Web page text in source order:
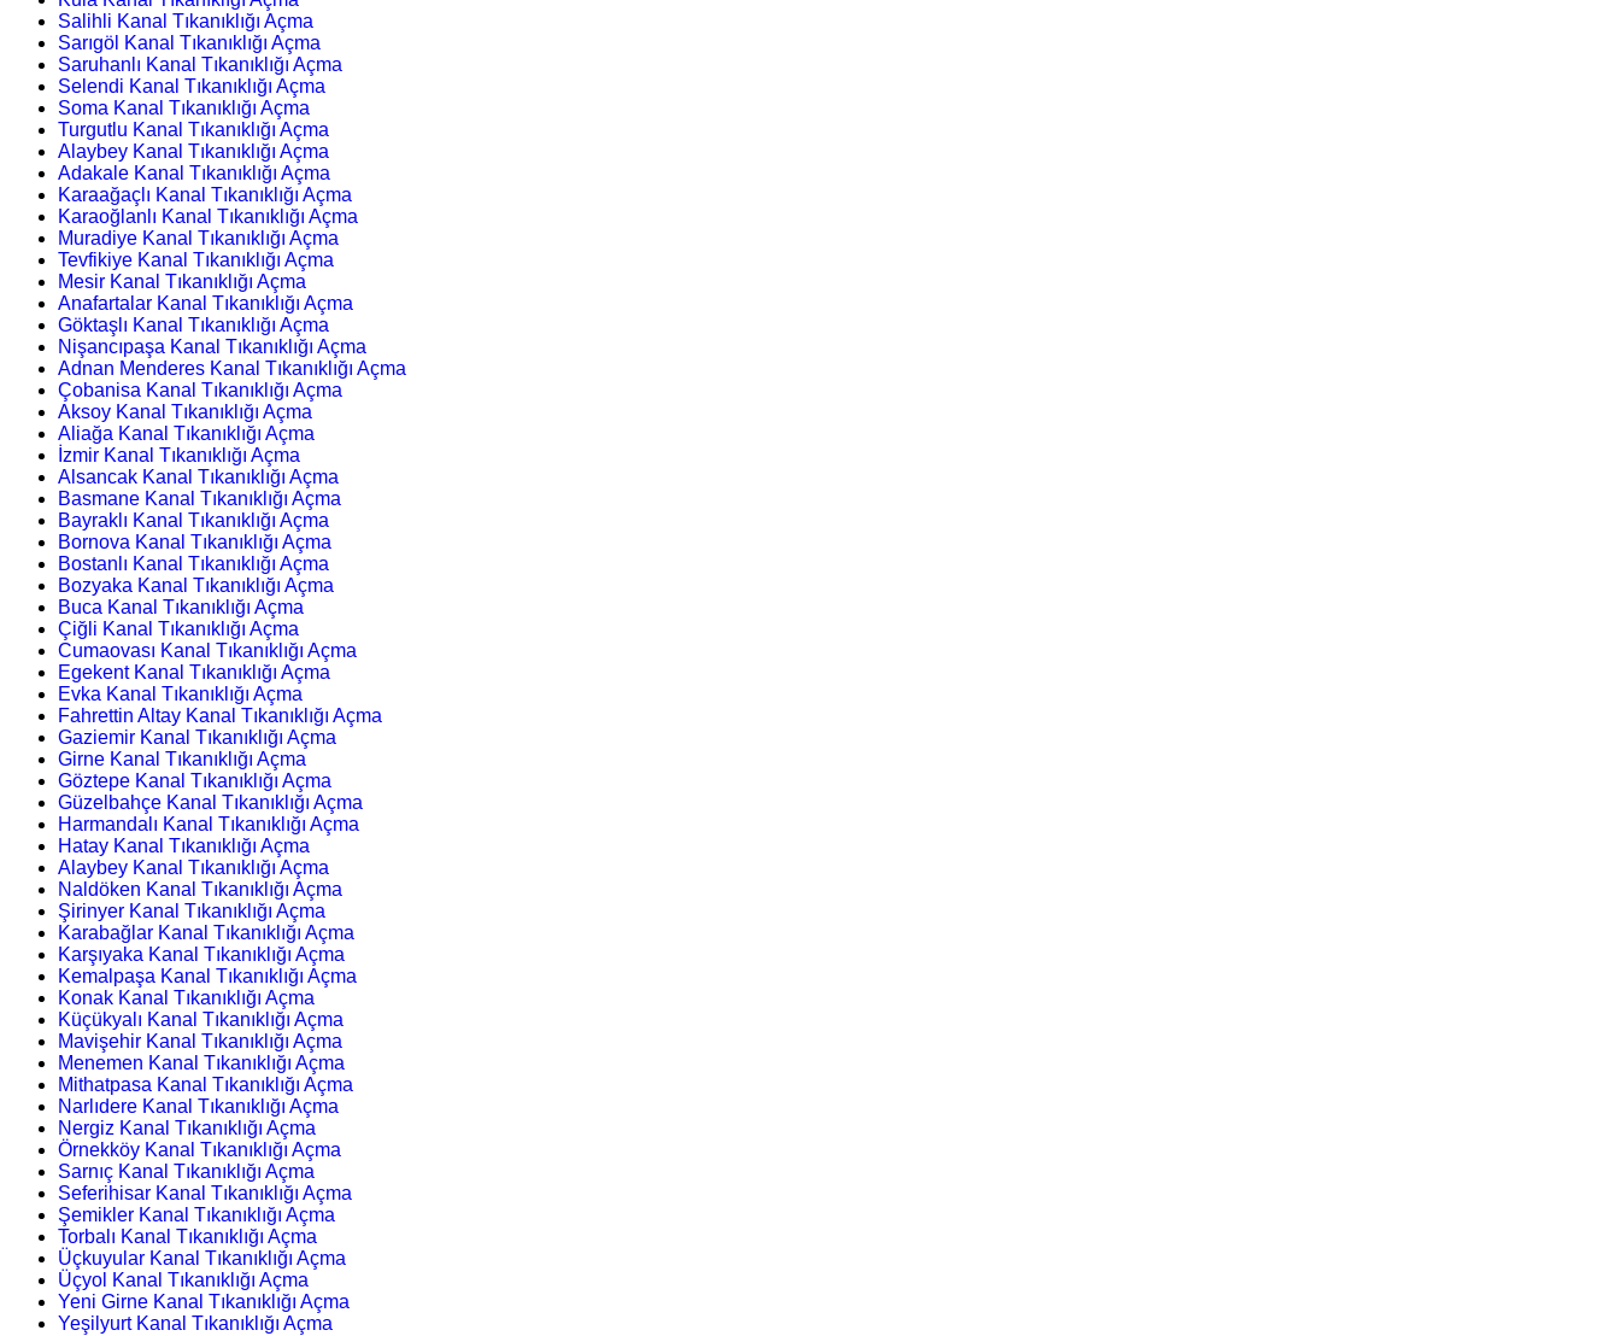
Salihli Kanal Tıkanıklığı Açma
Sarıgöl Kanal Tıkanıklığı Açma
Saruhanlı Kanal Tıkanıklığı Açma
Selendi Kanal Tıkanıklığı Açma
Soma Kanal Tıkanıklığı Açma
Turgutlu Kanal Tıkanıklığı Açma
Alaybey Kanal Tıkanıklığı Açma
Adakale Kanal Tıkanıklığı Açma
Karaağaçlı Kanal Tıkanıklığı Açma
Karaoğlanlı Kanal Tıkanıklığı Açma
Muradiye Kanal Tıkanıklığı Açma
Tevfikiye Kanal Tıkanıklığı Açma
Mesir Kanal Tıkanıklığı Açma
Anafartalar Kanal Tıkanıklığı Açma
Göktaşlı Kanal Tıkanıklığı Açma
Nişancıpaşa Kanal Tıkanıklığı Açma
Adnan Menderes Kanal Tıkanıklığı Açma
Çobanisa Kanal Tıkanıklığı Açma
Aksoy Kanal Tıkanıklığı Açma
Aliağa Kanal Tıkanıklığı Açma
İzmir Kanal Tıkanıklığı Açma
Alsancak Kanal Tıkanıklığı Açma
Basmane Kanal Tıkanıklığı Açma
Bayraklı Kanal Tıkanıklığı Açma
Bornova Kanal Tıkanıklığı Açma
Bostanlı Kanal Tıkanıklığı Açma
Bozyaka Kanal Tıkanıklığı Açma
Buca Kanal Tıkanıklığı Açma
Çiğli Kanal Tıkanıklığı Açma
Cumaovası Kanal Tıkanıklığı Açma
Egekent Kanal Tıkanıklığı Açma
Evka Kanal Tıkanıklığı Açma
Fahrettin Altay Kanal Tıkanıklığı Açma
Gaziemir Kanal Tıkanıklığı Açma
Girne Kanal Tıkanıklığı Açma
Göztepe Kanal Tıkanıklığı Açma
Güzelbahçe Kanal Tıkanıklığı Açma
Harmandalı Kanal Tıkanıklığı Açma
Hatay Kanal Tıkanıklığı Açma
Alaybey Kanal Tıkanıklığı Açma
Naldöken Kanal Tıkanıklığı Açma
Şirinyer Kanal Tıkanıklığı Açma
Karabağlar Kanal Tıkanıklığı Açma
Karşıyaka Kanal Tıkanıklığı Açma
Kemalpaşa Kanal Tıkanıklığı Açma
Konak Kanal Tıkanıklığı Açma
Küçükyalı Kanal Tıkanıklığı Açma
Mavişehir Kanal Tıkanıklığı Açma
Menemen Kanal Tıkanıklığı Açma
Mithatpasa Kanal Tıkanıklığı Açma
Narlıdere Kanal Tıkanıklığı Açma
Nergiz Kanal Tıkanıklığı Açma
Örnekköy Kanal Tıkanıklığı Açma
Sarnıç Kanal Tıkanıklığı Açma
Seferihisar Kanal Tıkanıklığı Açma
Şemikler Kanal Tıkanıklığı Açma
Torbalı Kanal Tıkanıklığı Açma
Üçkuyular Kanal Tıkanıklığı Açma
Üçyol Kanal Tıkanıklığı Açma
Yeni Girne Kanal Tıkanıklığı Açma
Yeşilyurt Kanal Tıkanıklığı Açma